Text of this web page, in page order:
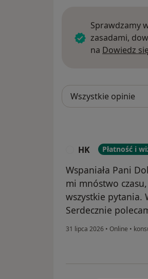
Sprawdzamy
zasadami,
na Dowiedz
HK Płatność i
Wspaniała Pani
mi mnóstwo
wszystkie pytania.
Serdecznie
31 lipca 2026 • Online •